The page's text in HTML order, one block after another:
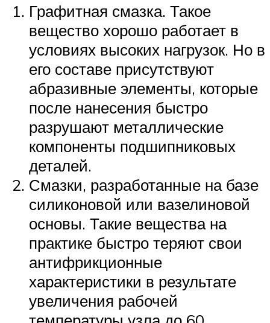
Графитная смазка. Такое
вещество хорошо работает в
условиях высоких нагрузок. Но в
его составе присутствуют
абразивные элементы, которые
после нанесения быстро
разрушают металлические
компоненты подшипниковых
деталей.
Смазки, разработанные на базе
силиконовой или вазелиновой
основы. Такие вещества на
практике быстро теряют свои
антифрикционные
характеристики в результате
увеличения рабочей